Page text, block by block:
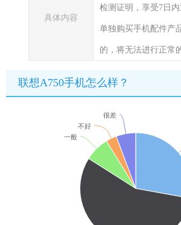
具体内容
检测证明，享受7日
单独购买手机配件产
的，将无法进行正常
联想A750手机怎么样？
一般
不好
很差